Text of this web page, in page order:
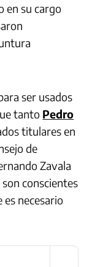
en su cargo
ser usados
tanto Pedro
titulares en
de
Zavala
conscientes
es necesario